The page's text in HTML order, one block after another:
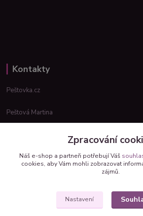
Kontakty
Peštovka.cz
Peštová Martina
Upravit sběr cookies.
Zpracování
Náš e-shop a partneři potřebují Váš
cookies, aby Vám mohli zobrazovat
zájmů.
Nastavení